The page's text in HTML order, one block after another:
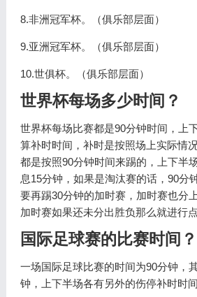
8.非洲冠军杯。（俱乐部层面）
9.亚洲冠军杯。（俱乐部层面）
10.世俱杯。（俱乐部层面）
世界杯每场多少时间？
世界杯每场比赛都是90分钟时间，上
算补时时间，补时是按照场上实际情
都是按照90分钟时间来踢的，上下半
息15分钟，如果是淘汰赛的话，90分
要再踢30分钟的加时赛，加时赛也分
加时赛如果还未分出胜负那么就进行
国际足球赛的比赛时间？
一场国际足球比赛的时间为90分钟，
钟，上下半场各有另外的伤停补时时